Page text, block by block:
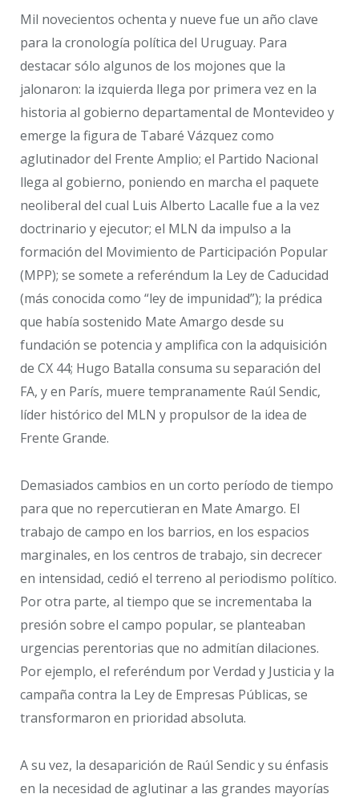
Mil novecientos ochenta y nueve fue un año clave
para la cronología política del Uruguay. Para
destacar sólo algunos de los mojones que la
jalonaron: la izquierda llega por primera vez en la
historia al gobierno departamental de Montevideo y
emerge la figura de Tabaré Vázquez como
aglutinador del Frente Amplio; el Partido Nacional
llega al gobierno, poniendo en marcha el paquete
neoliberal del cual Luis Alberto Lacalle fue a la vez
doctrinario y ejecutor; el MLN da impulso a la
formación del Movimiento de Participación Popular
(MPP); se somete a referéndum la Ley de Caducidad
(más conocida como “ley de impunidad”); la prédica
que había sostenido Mate Amargo desde su
fundación se potencia y amplifica con la adquisición
de CX 44; Hugo Batalla consuma su separación del
FA, y en París, muere tempranamente Raúl Sendic,
líder histórico del MLN y propulsor de la idea de
Frente Grande.
Demasiados cambios en un corto período de tiempo
para que no repercutieran en Mate Amargo. El
trabajo de campo en los barrios, en los espacios
marginales, en los centros de trabajo, sin decrecer
en intensidad, cedió el terreno al periodismo político.
Por otra parte, al tiempo que se incrementaba la
presión sobre el campo popular, se planteaban
urgencias perentorias que no admitían dilaciones.
Por ejemplo, el referéndum por Verdad y Justicia y la
campaña contra la Ley de Empresas Públicas, se
transformaron en prioridad absoluta.
A su vez, la desaparición de Raúl Sendic y su énfasis
en la necesidad de aglutinar a las grandes mayorías